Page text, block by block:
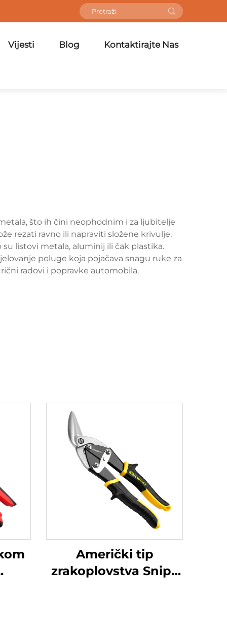
Vijesti Blog Kontaktirajte Nas
što ih čini neophodnim i za ljubitelje
rezati ravno ili napraviti složene krivulje,
listovi metala, aluminij ili čak plastika.
poluge koja pojačava snagu ruke za
radovi i popravke automobila.
Američki tip
zrakoplovstva Snips